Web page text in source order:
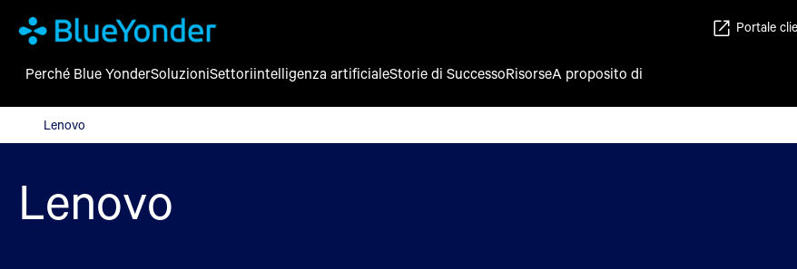
Lenovo
Portale
Perché Blue YonderSoluzioniSettoriintelligenza artificialeStorie di SuccessoRisorseA proposito di
Lenovo
Lenovo